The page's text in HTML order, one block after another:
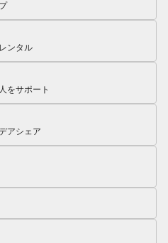
ンタル
をサポート
アシェア